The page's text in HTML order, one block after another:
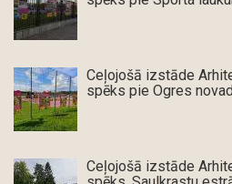
Ceļojošā izstāde
spēks pie Ogres
Ceļojošā izstāde